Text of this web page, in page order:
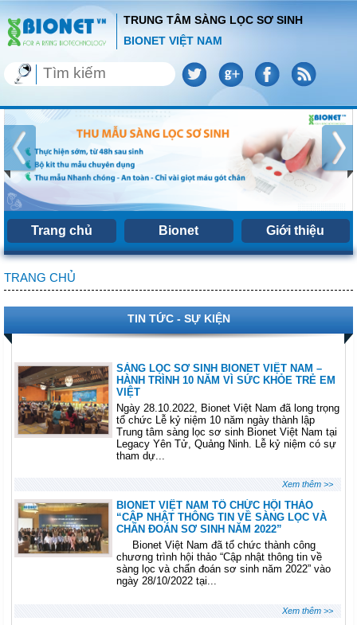
TRUNG TÂM SÀNG LỌC SƠ SINH
BIONET VIỆT NAM
Trang chủ Bionet Giới thiệu
TRANG CHỦ
TIN TỨC - SỰ KIỆN
SÀNG LỌC SƠ SINH BIONET VIỆT NAM –
HÀNH TRÌNH 10 NĂM VÌ SỨC KHỎE TRẺ EM
VIỆT
Ngày 28.10.2022, Bionet Việt Nam đã long trọng
tổ chức Lễ kỷ niệm 10 năm ngày thành lập
Trung tâm sàng lọc sơ sinh Bionet Việt Nam tại
Legacy Yên Tử, Quảng Ninh. Lễ kỷ niệm có sự
tham dự...
Xem thêm >>
BIONET VIỆT NAM TỔ CHỨC HỘI THẢO
“CẬP NHẬT THÔNG TIN VỀ SÀNG LỌC VÀ
CHẨN ĐOÁN SƠ SINH NĂM 2022”
Bionet Việt Nam đã tổ chức thành công
chương trình hội thảo “Cập nhật thông tin về
sàng lọc và chẩn đoán sơ sinh năm 2022” vào
ngày 28/10/2022 tại...
Xem thêm >>